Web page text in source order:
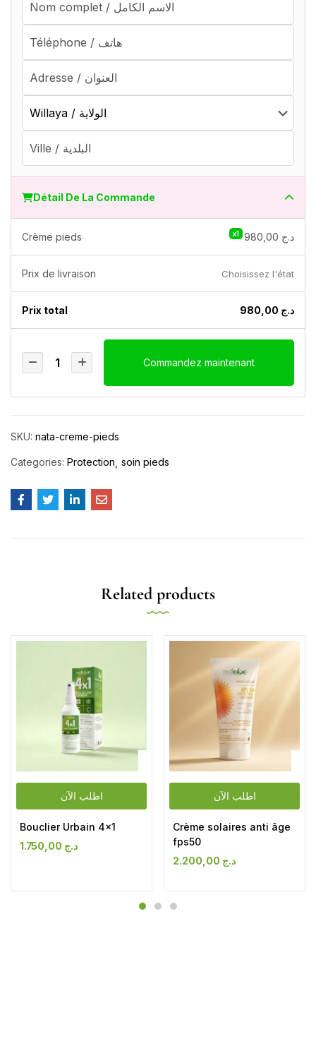
Détail De La Commande
Crème pieds x1 د.ج
Prix ​​de livraison Choisissez l'état
Prix ​​total د.ج
Commandez maintenant
SKU: nata-creme-pieds
Categories: Protection soin pieds
Related products
اطلب الآن
Bouclier Urbain 4×1
د.ج
اطلب الآن
Crème solaires anti âge
fps50
د.ج